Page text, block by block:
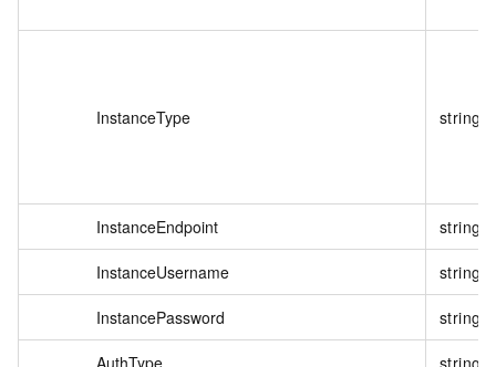
InstanceType string
InstanceEndpoint string
InstanceUsername string
InstancePassword string
AuthType string